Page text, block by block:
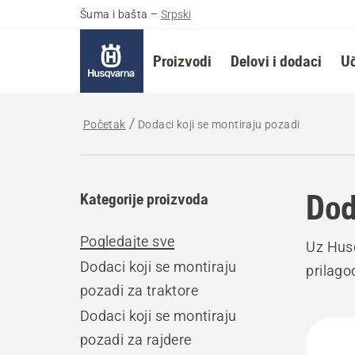
Šuma i bašta – Srpski
Proizvodi Delovi i dodaci
Početak Dodaci koji se montiraju pozadi
Kategorije proizvoda
Pogledajte sve
Dodaci koji se montiraju
pozadi za traktore
Dodaci koji se montiraju
pozadi za rajdere
Uz